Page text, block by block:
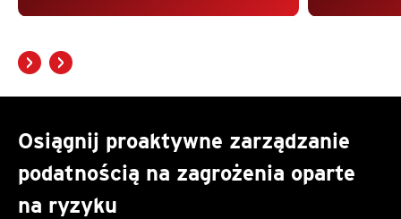
Osiągnij proaktywne zarządzanie
podatnością na zagrożenia oparte
na ryzyku